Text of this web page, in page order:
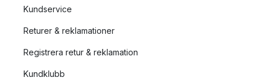
Kundservice
Returer & reklamationer
Registrera retur & reklamation
Kundklubb